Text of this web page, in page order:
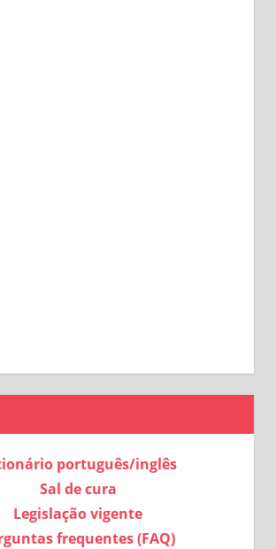
português/inglês
Sal de cura
Legislação vigente
frequentes (FAQ)